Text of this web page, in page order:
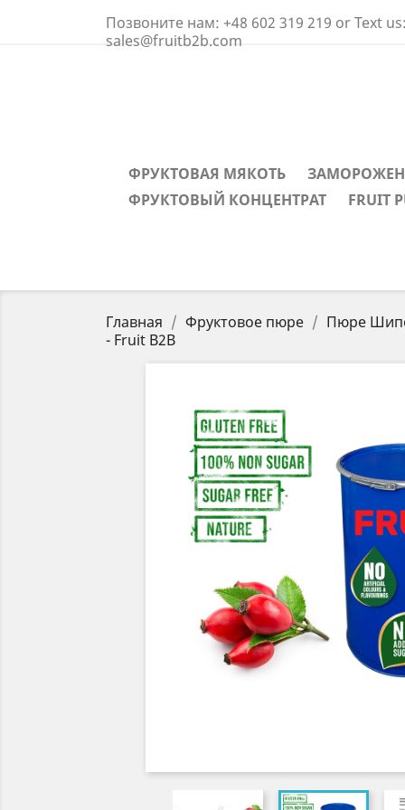
Позвоните нам: +48 602 319 219 or Text
sales@fruitb2b.com
ФРУКТОВАЯ МЯКОТЬ
ФРУКТОВЫЙ КОНЦЕНТРАТ
FRUIT
Главная Фруктовое пюре
Пюре
- Fruit B2B